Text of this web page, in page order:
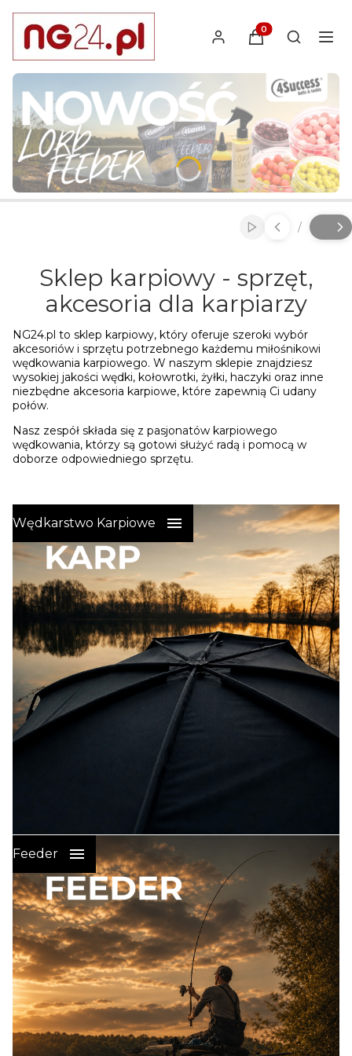
Produkty w
Otwórz
Naciśnij Enter lub spację, aby otworzyć stronę.
Naciśnij Enter lub spację, aby otworzyć stronę.
Naciśnij Enter lub spację, aby otworzyć stronę.
Włącz Slajd
/
z
Sklep karpiowy - sprzęt,
akcesoria dla karpiarzy
NG24.pl to sklep karpiowy, który oferuje szeroki wybór
akcesoriów i sprzętu potrzebnego każdemu miłośnikowi
wędkowania karpiowego. W naszym sklepie znajdziesz
wysokiej jakości wędki, kołowrotki, żyłki, haczyki oraz inne
niezbędne akcesoria karpiowe, które zapewnią Ci udany
połów.
Nasz zespół składa się z pasjonatów karpiowego
wędkowania, którzy są gotowi służyć radą i pomocą w
doborze odpowiedniego sprzętu.
Wędkarstwo Karpiowe
Wędkarstwo Karpiowe
PRZYNĘTY I ZANĘTY NA KARPIA
SPRZĘT KARPIOWY
ELEKTRONIKA WEDKARSKA
ŻYŁKI I PLECIONKI GŁÓWNE
PLECIONKI LEADERY STRZAŁÓWKI
HAKI KARPIOWE
GOTOWE PRZYPONY KARPIOWE
Feeder